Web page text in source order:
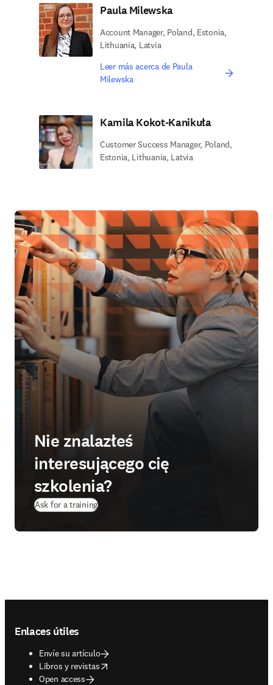
Paula Milewska
Account Manager, Poland, Estonia,
Lithuania, Latvia
Leer más acerca de Paula
Milewska
Kamila Kokot-Kanikuła
Customer Success Manager, Poland,
Estonia, Lithuania, Latvia
Nie znalazłeś
interesującego cię
szkolenia?
Ask for a training
Enlaces útiles
Envíe su artículo
Libros y revistas
opens in new tab/window
Open access